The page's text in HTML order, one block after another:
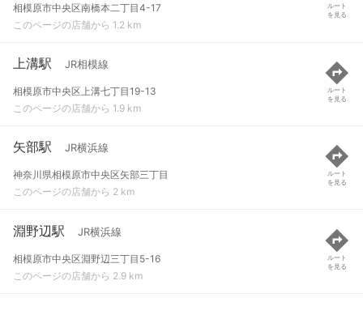
相模原市中央区南橋本二丁目4-17
このページの店舗から 1.2 km
ルート
を見る
上溝駅 JR相模線
相模原市中央区上溝七丁目19-13
このページの店舗から 1.9 km
ルート
を見る
矢部駅 JR横浜線
神奈川県相模原市中央区矢部三丁目
このページの店舗から 2 km
ルート
を見る
淵野辺駅 JR横浜線
相模原市中央区淵野辺三丁目5-16
このページの店舗から 2.9 km
ルート
を見る